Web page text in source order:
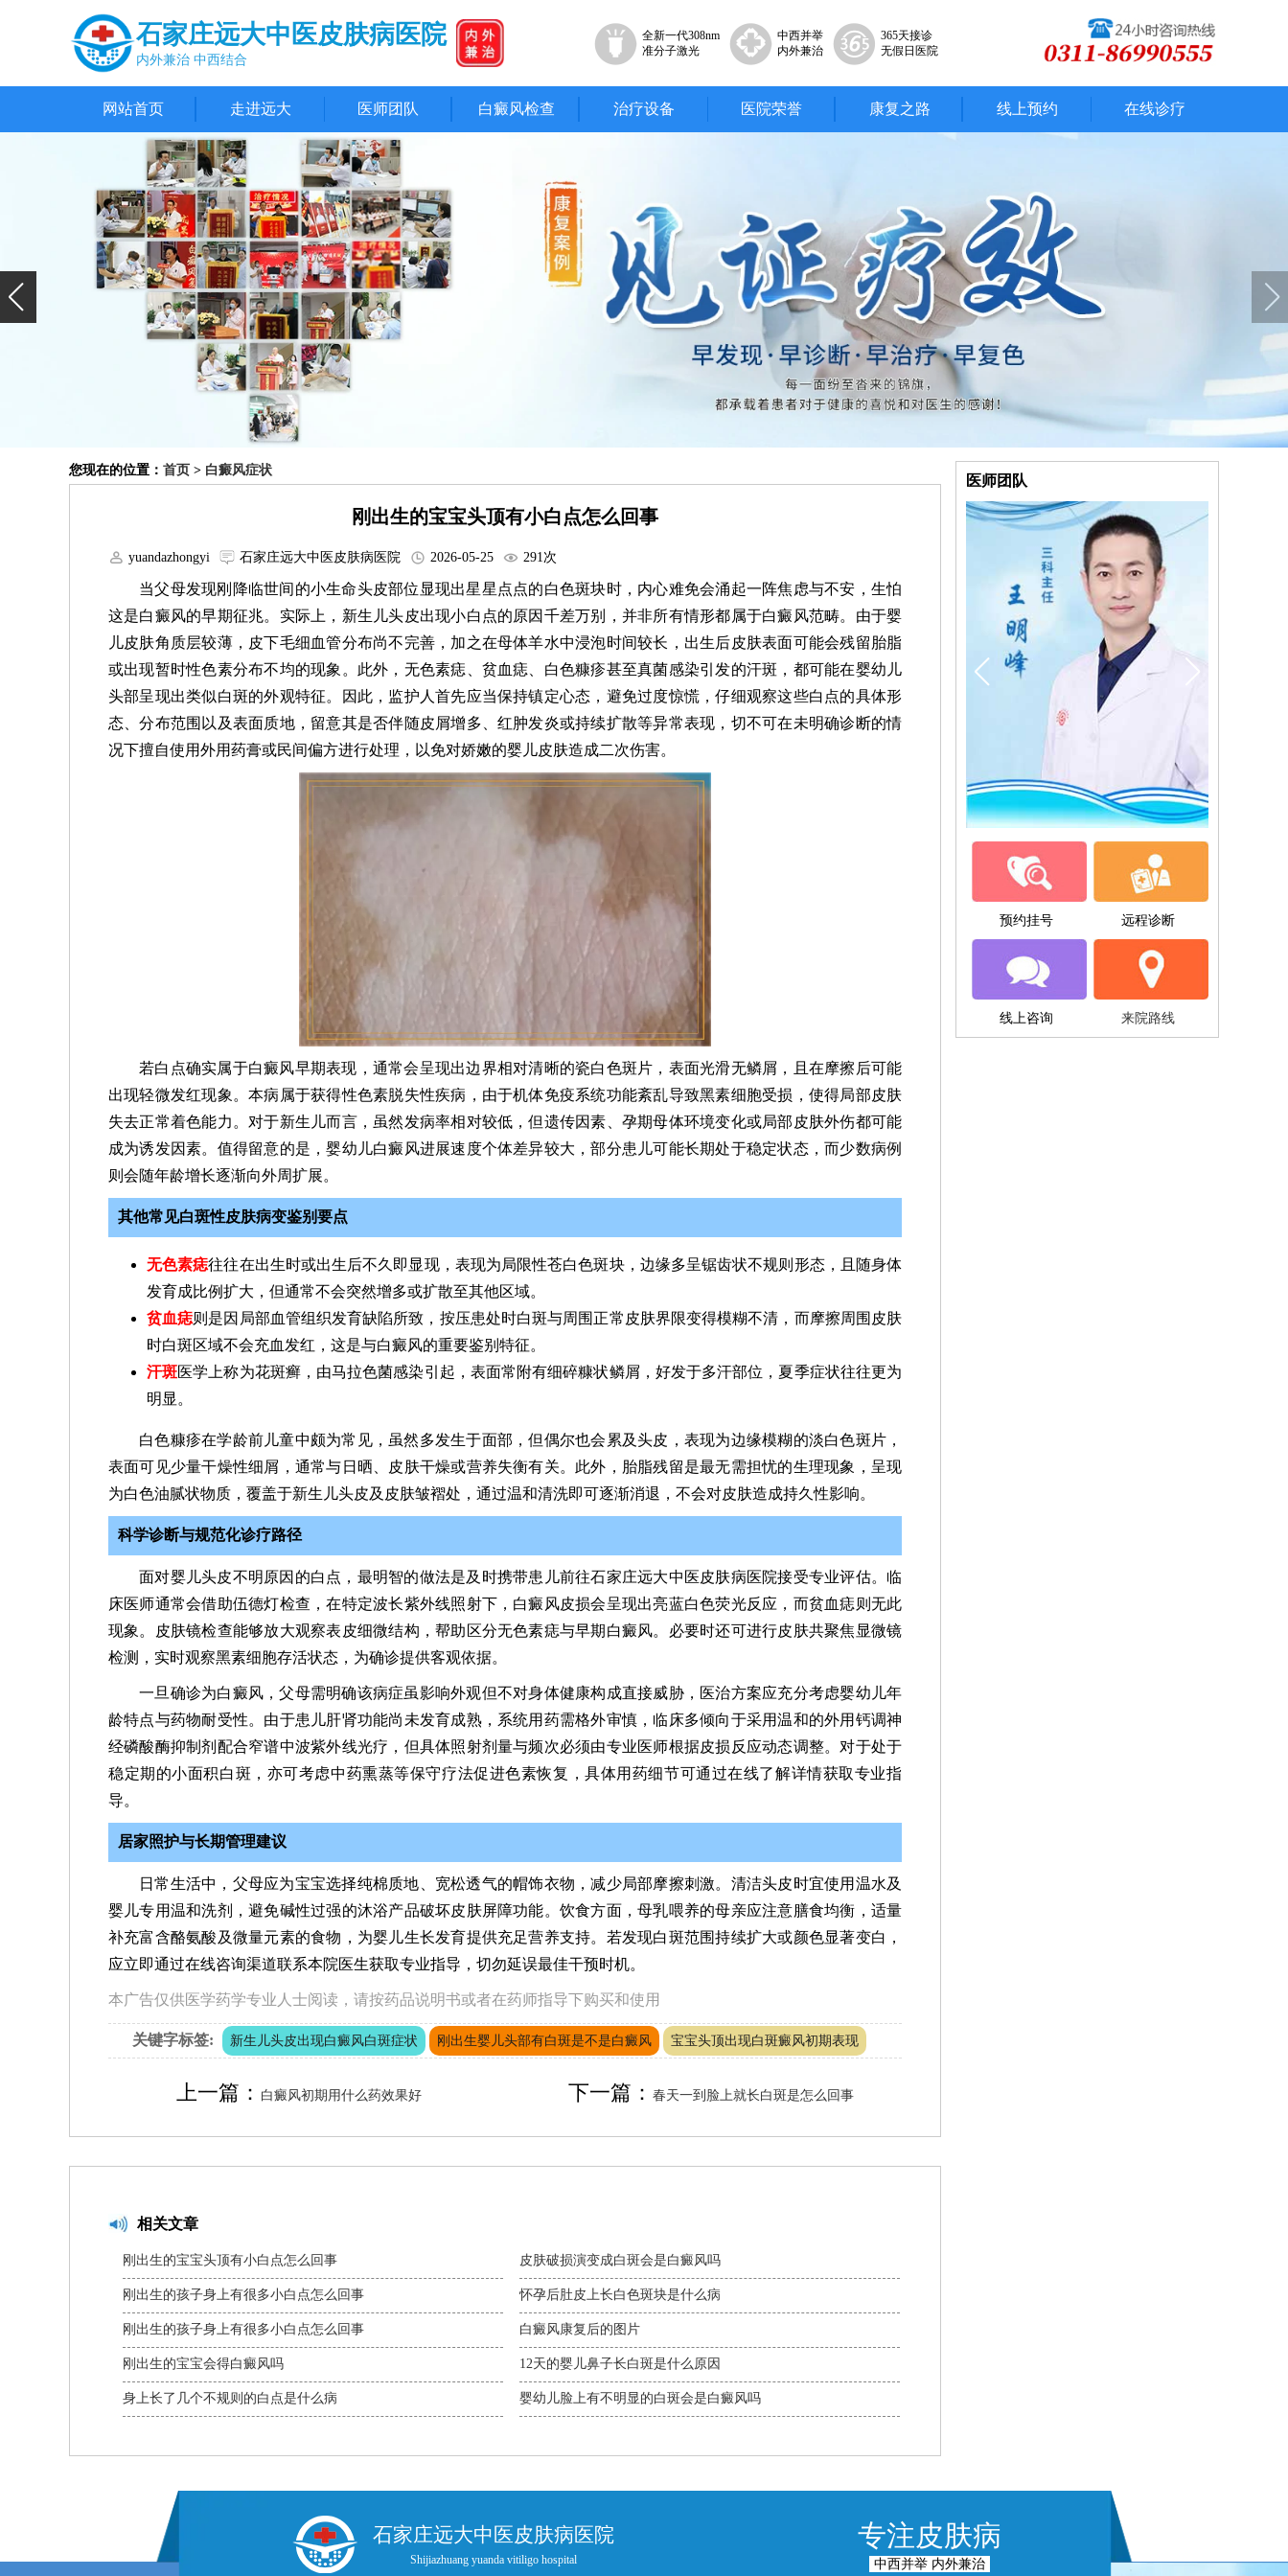
石家庄远大中医皮肤病医院
内外兼治 中西结合
全新一代308nm
准分子激光
中西并举
内外兼治
365天接诊
无假日医院
网站首页 走进远大 医师团队 白癜风检查 治疗设备 医院荣誉 康复之路 线上预约 在线诊疗
您现在的位置： 首页 > 白癜风症状
刚出生的宝宝头顶有小白点怎么回事
yuandazhongyi 石家庄远大中医皮肤病医院 2026-05-25 291次
当父母发现刚降临世间的小生命头皮部位显现出星星点点的白色斑块时，内心难免会涌起一阵焦虑与不安，生怕
这是白癜风的早期征兆。实际上，新生儿头皮出现小白点的原因千差万别，并非所有情形都属于白癜风范畴。由于婴
儿皮肤角质层较薄，皮下毛细血管分布尚不完善，加之在母体羊水中浸泡时间较长，出生后皮肤表面可能会残留胎脂
或出现暂时性色素分布不均的现象。此外，无色素痣、贫血痣、白色糠疹甚至真菌感染引发的汗斑，都可能在婴幼儿
头部呈现出类似白斑的外观特征。因此，监护人首先应当保持镇定心态，避免过度惊慌，仔细观察这些白点的具体形
态、分布范围以及表面质地，留意其是否伴随皮屑增多、红肿发炎或持续扩散等异常表现，切不可在未明确诊断的情
况下擅自使用外用药膏或民间偏方进行处理，以免对娇嫩的婴儿皮肤造成二次伤害。
若白点确实属于白癜风早期表现，通常会呈现出边界相对清晰的瓷白色斑片，表面光滑无鳞屑，且在摩擦后可能
出现轻微发红现象。本病属于获得性色素脱失性疾病，由于机体免疫系统功能紊乱导致黑素细胞受损，使得局部皮肤
失去正常着色能力。对于新生儿而言，虽然发病率相对较低，但遗传因素、孕期母体环境变化或局部皮肤外伤都可能
成为诱发因素。值得留意的是，婴幼儿白癜风进展速度个体差异较大，部分患儿可能长期处于稳定状态，而少数病例
则会随年龄增长逐渐向外周扩展。
其他常见白斑性皮肤病变鉴别要点
无色素痣往往在出生时或出生后不久即显现，表现为局限性苍白色斑块，边缘多呈锯齿状不规则形态，且随身体
发育成比例扩大，但通常不会突然增多或扩散至其他区域。
贫血痣则是因局部血管组织发育缺陷所致，按压患处时白斑与周围正常皮肤界限变得模糊不清，而摩擦周围皮肤
时白斑区域不会充血发红，这是与白癜风的重要鉴别特征。
汗斑医学上称为花斑癣，由马拉色菌感染引起，表面常附有细碎糠状鳞屑，好发于多汗部位，夏季症状往往更为
明显。
白色糠疹在学龄前儿童中颇为常见，虽然多发生于面部，但偶尔也会累及头皮，表现为边缘模糊的淡白色斑片，
表面可见少量干燥性细屑，通常与日晒、皮肤干燥或营养失衡有关。此外，胎脂残留是最无需担忧的生理现象，呈现
为白色油腻状物质，覆盖于新生儿头皮及皮肤皱褶处，通过温和清洗即可逐渐消退，不会对皮肤造成持久性影响。
科学诊断与规范化诊疗路径
面对婴儿头皮不明原因的白点，最明智的做法是及时携带患儿前往石家庄远大中医皮肤病医院接受专业评估。临
床医师通常会借助伍德灯检查，在特定波长紫外线照射下，白癜风皮损会呈现出亮蓝白色荧光反应，而贫血痣则无此
现象。皮肤镜检查能够放大观察表皮细微结构，帮助区分无色素痣与早期白癜风。必要时还可进行皮肤共聚焦显微镜
检测，实时观察黑素细胞存活状态，为确诊提供客观依据。
一旦确诊为白癜风，父母需明确该病症虽影响外观但不对身体健康构成直接威胁，医治方案应充分考虑婴幼儿年
龄特点与药物耐受性。由于患儿肝肾功能尚未发育成熟，系统用药需格外审慎，临床多倾向于采用温和的外用钙调神
经磷酸酶抑制剂配合窄谱中波紫外线光疗，但具体照射剂量与频次必须由专业医师根据皮损反应动态调整。对于处于
稳定期的小面积白斑，亦可考虑中药熏蒸等保守疗法促进色素恢复，具体用药细节可通过在线了解详情获取专业指
导。
居家照护与长期管理建议
日常生活中，父母应为宝宝选择纯棉质地、宽松透气的帽饰衣物，减少局部摩擦刺激。清洁头皮时宜使用温水及
婴儿专用温和洗剂，避免碱性过强的沐浴产品破坏皮肤屏障功能。饮食方面，母乳喂养的母亲应注意膳食均衡，适量
补充富含酪氨酸及微量元素的食物，为婴儿生长发育提供充足营养支持。若发现白斑范围持续扩大或颜色显著变白，
应立即通过在线咨询渠道联系本院医生获取专业指导，切勿延误最佳干预时机。
本广告仅供医学药学专业人士阅读，请按药品说明书或者在药师指导下购买和使用
关键字标签: 新生儿头皮出现白癜风白斑症状 刚出生婴儿头部有白斑是不是白癜风 宝宝头顶出现白斑癜风初期表现
上一篇： 白癜风初期用什么药效果好 下一篇：春天一到脸上就长白斑是怎么回事
相关文章
刚出生的宝宝头顶有小白点怎么回事
刚出生的孩子身上有很多小白点怎么回事
刚出生的孩子身上有很多小白点怎么回事
刚出生的宝宝会得白癜风吗
身上长了几个不规则的白点是什么病
皮肤破损演变成白斑会是白癜风吗
怀孕后肚皮上长白色斑块是什么病
白癜风康复后的图片
12天的婴儿鼻子长白斑是什么原因
婴幼儿脸上有不明显的白斑会是白癜风吗
医师团队
预约挂号 远程诊断
线上咨询 来院路线
石家庄远大中医皮肤病医院
Shijiazhuang yuanda vitiligo hospital
专注皮肤病
中西并举 内外兼治